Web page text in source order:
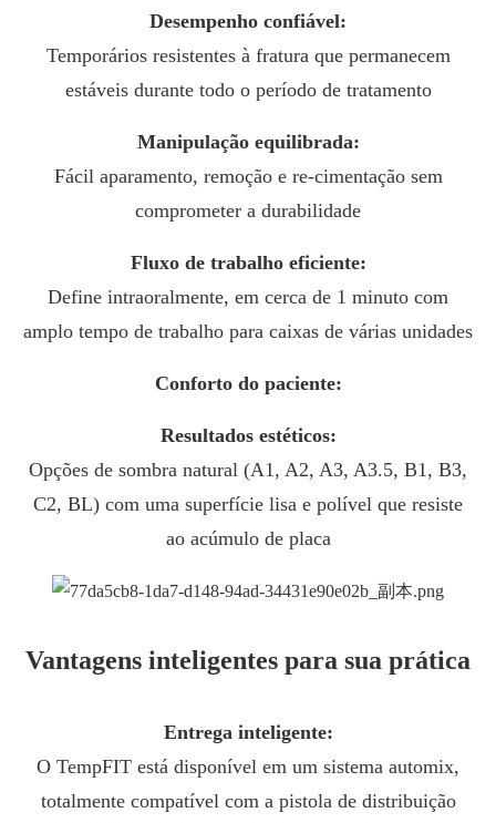
Desempenho confiável:
Temporários resistentes à fratura que permanecem
estáveis durante todo o período de tratamento
Manipulação equilibrada:
Fácil aparamento, remoção e re-cimentação sem
comprometer a durabilidade
Fluxo de trabalho eficiente:
Define intraoralmente, em cerca de 1 minuto com
amplo tempo de trabalho para caixas de várias unidades
Conforto do paciente:
Resultados estéticos:
Opções de sombra natural (A1, A2, A3, A3.5, B1, B3,
C2, BL) com uma superfície lisa e polível que resiste
ao acúmulo de placa
Vantagens inteligentes para sua prática
Entrega inteligente:
O TempFIT está disponível em um sistema automix,
totalmente compatível com a pistola de distribuição